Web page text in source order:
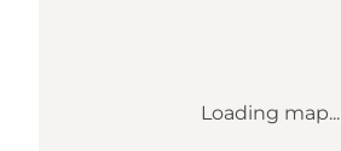
Loading map...